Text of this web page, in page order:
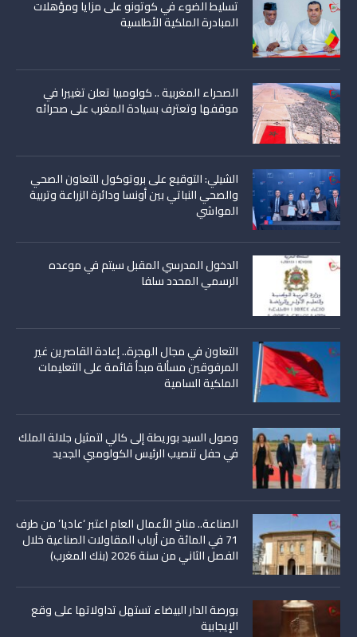
تسليط الضوء في كوتونو على مزايا ومؤهلات
المبادرة الملكية الأطلسية
الصحراء المغربية .. كولومبيا تعلن تغييرا في
موقفها وتعترف بسيادة المغرب على صحرائه
الشيلي: التوقيع على بروتوكول للتعاون الصحي
والصحي النباتي بين أونسا ودائرة الزراعة وتربية
المواشي
الدخول المدرسي المقبل سیتم في موعده
الرسمي المحدد سلفا
التعاون في مجال الهجرة.. إعادة القاصرين غير
المرفوقين مسألة مبدأ قائمة على التعليمات
الملكية السامية
وصول السيد بوريطة إلى كالي لتمثيل جلالة الملك
في حفل تنصيب الرئيس الكولومبي الجديد
الصناعة.. مناخ الأعمال العام اعتبر ‘عاديا’ من طرف
71 في المائة من أرباب المقاولات الصناعية خلال
الفصل الثاني من سنة 2026 (بنك المغرب)
بورصة الدار البيضاء تستهل تداولاتها على وقع
الإيجابية